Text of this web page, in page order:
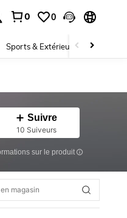
0 0
Sports & Extérieur Enfants
Suivre
10 Suiveurs
sur le produit